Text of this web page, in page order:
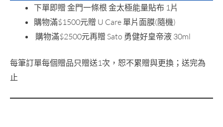
下單即贈 金門一條根 金太極能量貼布 1片
購物滿$1500元贈 U Care 單片面膜(隨機)
購物滿$2500元再贈 Sato 勇健好皇帝液 30ml
每筆訂單每個贈品只贈送1次，恕不累贈與更換；送完為
止